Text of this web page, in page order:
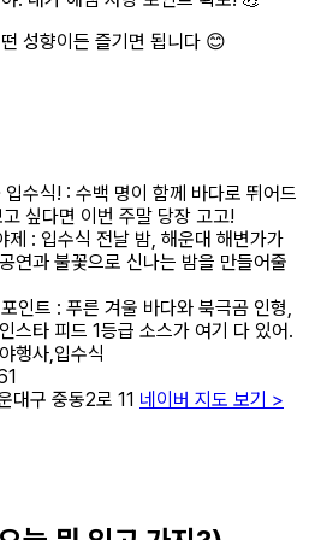
성향이든 즐기면 됩니다 😊
수식! : 수백 명이 함께 바다로 뛰어드
싶다면 이번 주말 당장 고고!
제 : 입수식 전날 밤, 해운대 해변가가
연과 불꽃으로 신나는 밤을 만들어줄
인트 : 푸른 겨울 바다와 북극곰 인형,
스타 피드 1등급 소스가 여기 다 있어.
행사,입수식
대구 중동2로 11 네이버 지도 보기 >